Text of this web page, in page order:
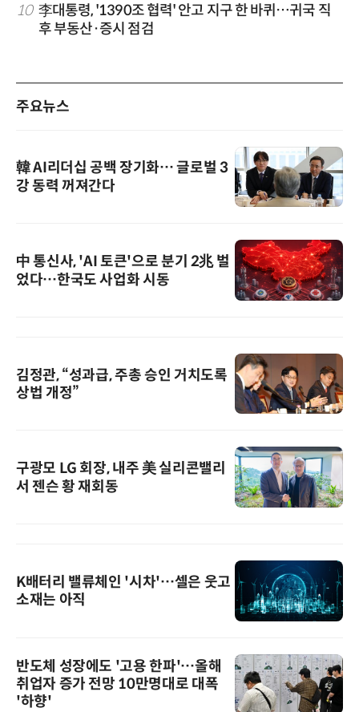
10 李대통령, '1390조 협력' 안고 지구 한 바퀴…귀국 직
후 부동산·증시 점검
주요뉴스
韓 AI리더십 공백 장기화… 글로벌 3
강 동력 꺼져간다
中 통신사, 'AI 토큰'으로 분기 2兆 벌
었다…한국도 사업화 시동
김정관, “성과급, 주총 승인 거치도록
상법 개정”
구광모 LG 회장, 내주 美 실리콘밸리
서 젠슨 황 재회동
K배터리 밸류체인 '시차'…셀은 웃고
소재는 아직
반도체 성장에도 '고용 한파'…올해
취업자 증가 전망 10만명대로 대폭
'하향'